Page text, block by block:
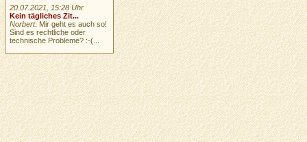
20.07.2021, 15:28 Uhr
Kein tägliches Zit...
Norbert: Mir geht es auch so!
Sind es rechtliche oder
technische Probleme? :-(...